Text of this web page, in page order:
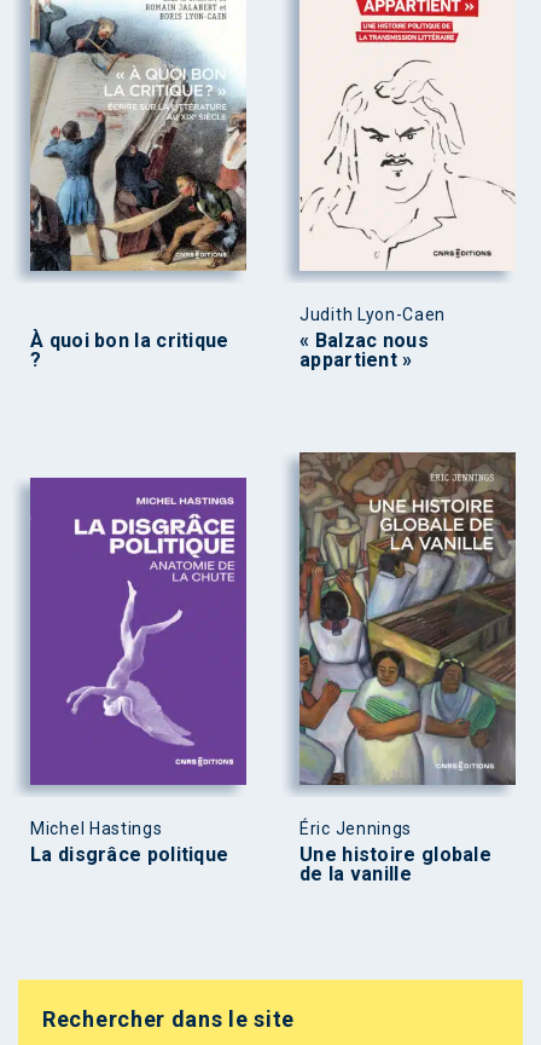
À quoi bon la critique
?
Judith Lyon-Caen
« Balzac nous
appartient »
Michel Hastings
La disgrâce politique
Éric Jennings
Une histoire globale
de la vanille
Rechercher dans le site